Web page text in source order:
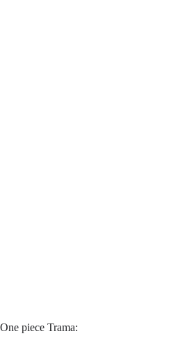
One piece Trama: